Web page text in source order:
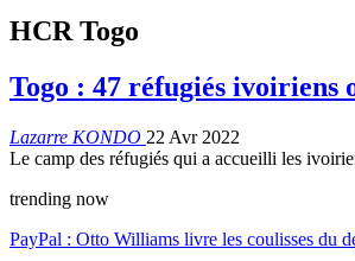
HCR Togo
Togo : 47 réfugiés ivoiriens
Lazarre KONDO 22 Avr 2022
Le camp des réfugiés qui a accueilli les
trending now
PayPal : Otto Williams livre les coulisses du